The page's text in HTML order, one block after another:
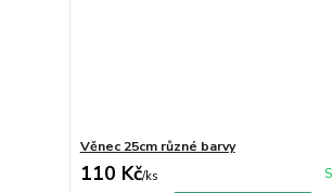
Věnec 25cm různé barvy
110 Kč/ks